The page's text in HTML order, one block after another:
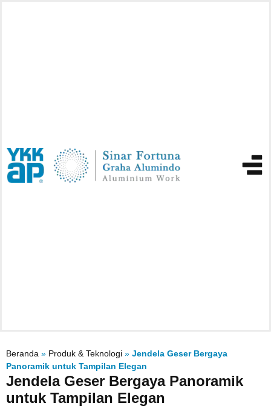
Beranda » Produk & Teknologi » Jendela Geser Bergaya
Panoramik untuk Tampilan Elegan
Jendela Geser Bergaya Panoramik
untuk Tampilan Elegan